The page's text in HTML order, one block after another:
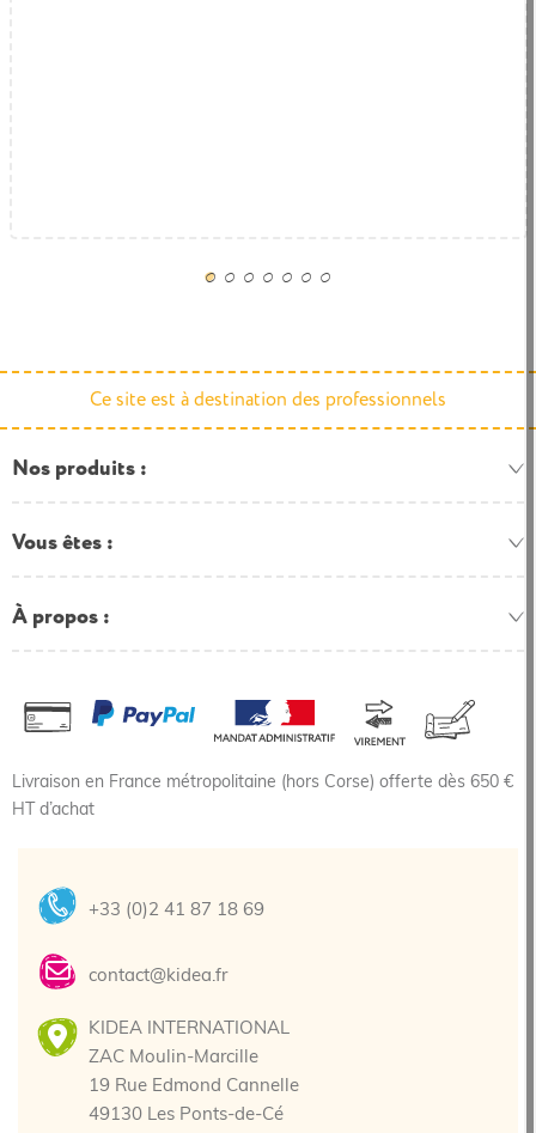
Ce site est à destination des professionnels
Nos produits
Vous êtes
À propos
Livraison en France métropolitaine (hors Corse) offerte dès 650 €
HT d’achat
+33 (0)2 41 87 18 69
contact@kidea.fr
KIDEA INTERNATIONAL
ZAC Moulin-Marcille
19 Rue Edmond Cannelle
49130 Les Ponts-de-Cé